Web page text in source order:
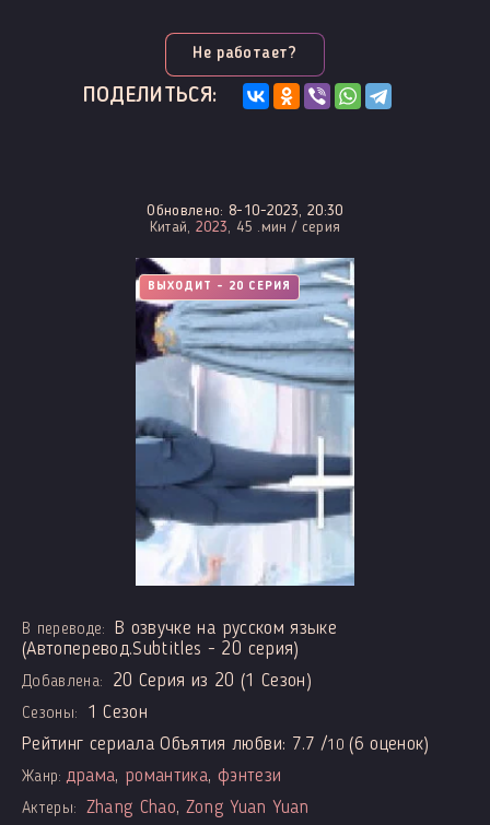
Не работает?
ПОДЕЛИТЬСЯ:
Обновлено: 8-10-2023, 20:30
Китай,2023 , 45 .мин / серия
ВЫХОДИТ - 20 СЕРИЯ
В переводе:
В озвучке на русском языке
(Автоперевод.Subtitles - 20 серия)
Добавлена: 20 Серия из 20 (1 Сезон)
Сезоны:
1 Сезон
Рейтинг сериала Объятия любви: 7.7 /10(6 оценок)
Жанр: драма, романтика, фэнтези
Актеры: Zhang Chao, Zong Yuan Yuan